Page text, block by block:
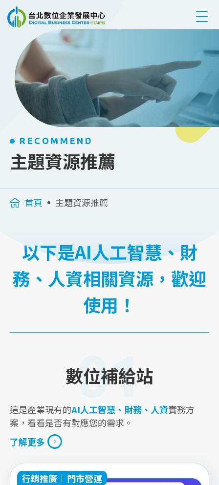
跳到主要內容
RECOMMEND
主題資源推薦
首頁 主題資源推薦
以下是AI人工智慧、財
務、人資相關資源，歡迎
使用！
01
數位補給站
這是產業現有的AI人工智慧、財務、人資實務方
案，看看是否有對應您的需求。
了解更多
了解更多
行銷推廣
門市營運